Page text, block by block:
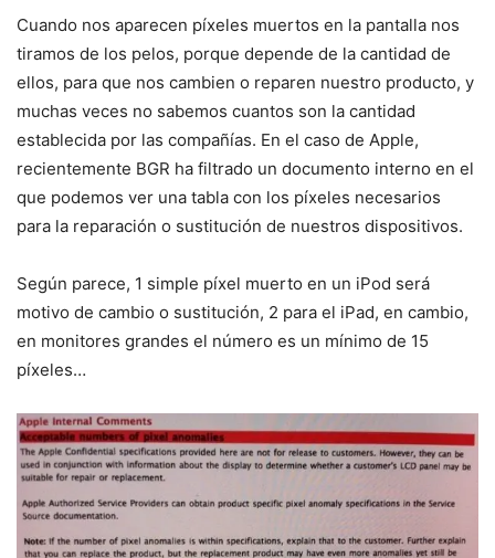
Cuando nos aparecen píxeles muertos en la pantalla nos
tiramos de los pelos, porque depende de la cantidad de
ellos, para que nos cambien o reparen nuestro producto, y
muchas veces no sabemos cuantos son la cantidad
establecida por las compañías. En el caso de Apple,
recientemente BGR ha filtrado un documento interno en el
que podemos ver una tabla con los píxeles necesarios
para la reparación o sustitución de nuestros dispositivos.
Según parece, 1 simple píxel muerto en un iPod será
motivo de cambio o sustitución, 2 para el iPad, en cambio,
en monitores grandes el número es un mínimo de 15
píxeles…